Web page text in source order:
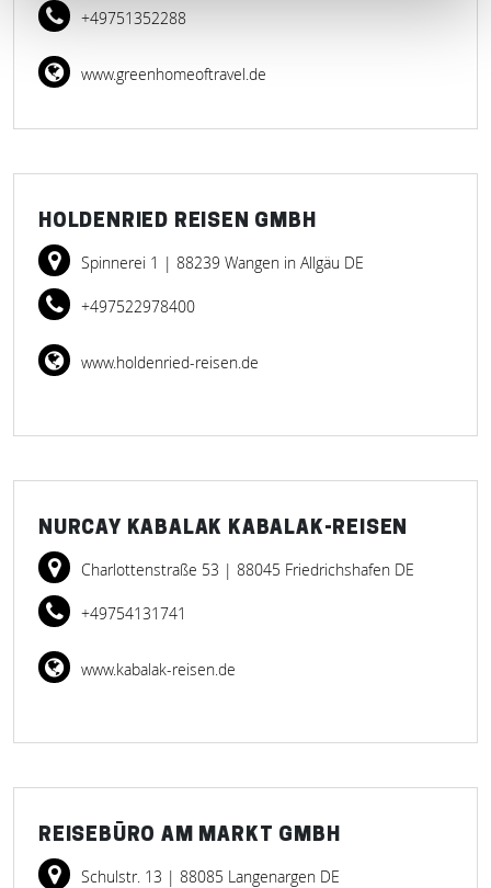
+49751352288
www.greenhomeoftravel.de
HOLDENRIED REISEN GMBH
Spinnerei 1 | 88239 Wangen in Allgäu DE
+497522978400
www.holdenried-reisen.de
NURCAY KABALAK KABALAK-REISEN
Charlottenstraße 53 | 88045 Friedrichshafen DE
+49754131741
www.kabalak-reisen.de
REISEBÜRO AM MARKT GMBH
Schulstr. 13 | 88085 Langenargen DE